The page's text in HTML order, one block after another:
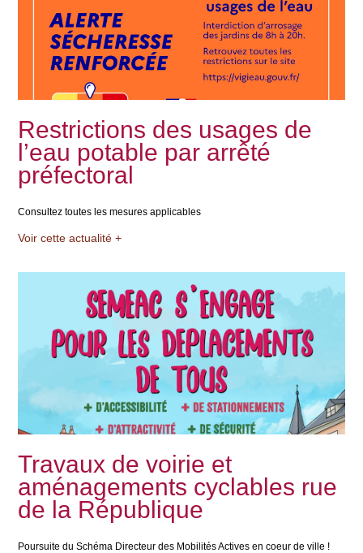
Restrictions des usages de
l’eau potable par arrêté
préfectoral
Consultez toutes les mesures applicables
Voir cette actualité +
Travaux de voirie et
aménagements cyclables rue
de la République
Poursuite du Schéma Directeur des Mobilités Actives en coeur de ville !